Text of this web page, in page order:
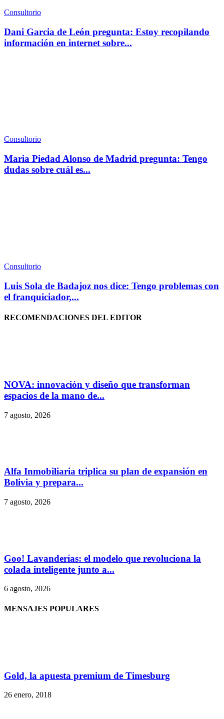
Consultorio
Dani Garcia de León pregunta: Estoy recopilando
información en internet sobre...
Consultorio
Maria Piedad Alonso de Madrid pregunta: Tengo
dudas sobre cuál es...
Consultorio
Luis Sola de Badajoz nos dice: Tengo problemas con
el franquiciador,...
RECOMENDACIONES DEL EDITOR
NOVA: innovación y diseño que transforman
espacios de la mano de...
7 agosto, 2026
Alfa Inmobiliaria triplica su plan de expansión en
Bolivia y prepara...
7 agosto, 2026
Goo! Lavanderías: el modelo que revoluciona la
colada inteligente junto a...
6 agosto, 2026
MENSAJES POPULARES
Gold, la apuesta premium de Timesburg
26 enero, 2018